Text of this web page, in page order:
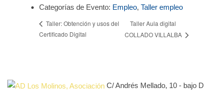
Categorías de Evento: Empleo, Taller empleo
Taller: Obtención y usos del
Certificado Digital
Taller Aula digital
COLLADO VILLALBA
C/ Andrés Mellado, 10 - bajo D